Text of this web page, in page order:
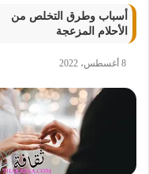
أسباب وطرق التخلص من
الأحلام المزعجة
8 أغسطس، 2022